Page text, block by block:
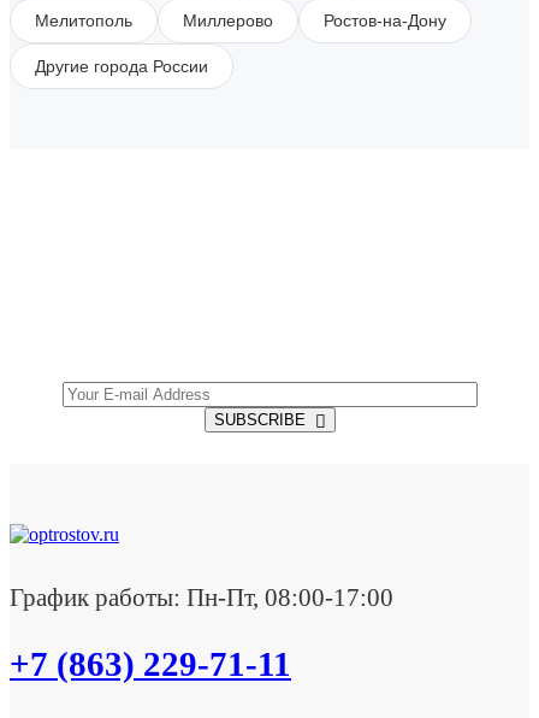
Мелитополь Миллерово Ростов-на-Дону
Другие города России
SUBSCRIBE
График работы: Пн-Пт, 08:00-17:00
+7 (863) 229-71-11